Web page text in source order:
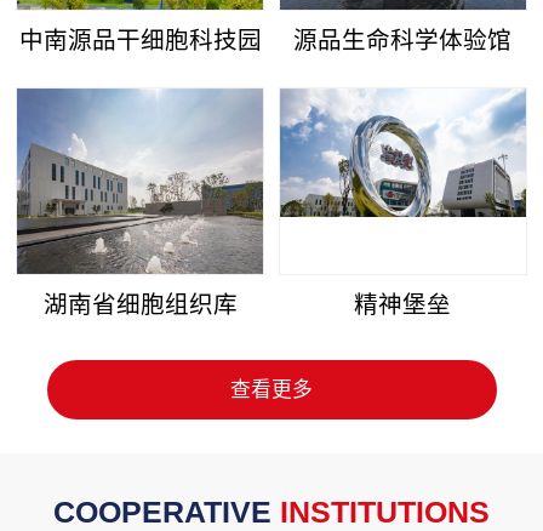
中南源品干细胞科技园 源品生命科学体验馆
湖南省细胞组织库 精神堡垒
查看更多
COOPERATIVE INSTITUTIONS